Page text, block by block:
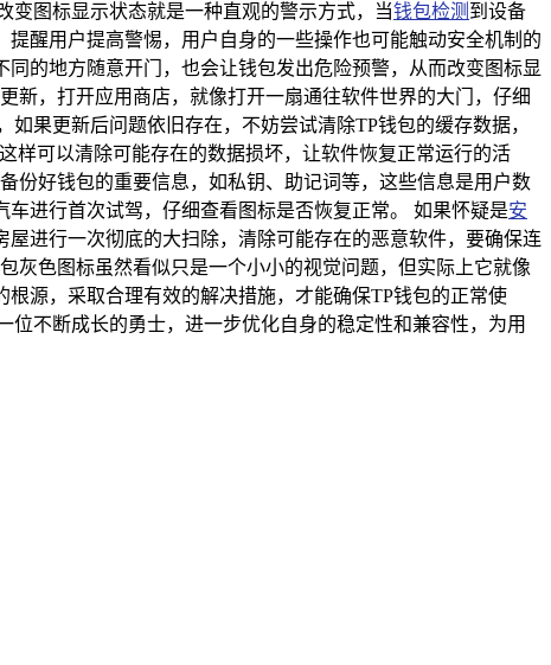
变图标显示状态就是一种直观的警示方式，当钱包检测 到设备
醒用户提高警惕，用户自身的一些操作也可能触动安全机制的
的地方随意开门，也会让钱包发出危险预警，从而改变图标显
新，打开应用商店，就像打开一扇通往软件世界的大门，仔细
果更新后问题依旧存在，不妨尝试清除TP钱包的缓存数据，
样可以清除可能存在的数据损坏，让软件恢复正常运行的活
份好钱包的重要信息，如私钥、助记词等，这些信息是用户数
进行首次试驾，仔细查看图标是否恢复正常。 如果怀疑是安
进行一次彻底的大扫除，清除可能存在的恶意软件，要确保连
灰色图标虽然看似只是一个小小的视觉问题，但实际上它就像
源，采取合理有效的解决措施，才能确保TP钱包的正常使
不断成长的勇士，进一步优化自身的稳定性和兼容性，为用